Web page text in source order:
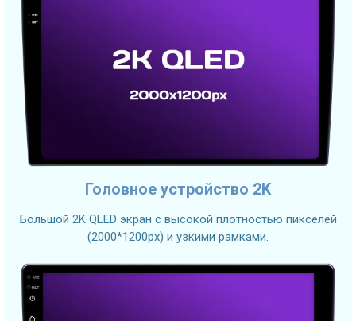
Головное устройство 2K
Большой 2K QLED экран с высокой плотностью пикселей
(2000*1200px) и узкими рамками.